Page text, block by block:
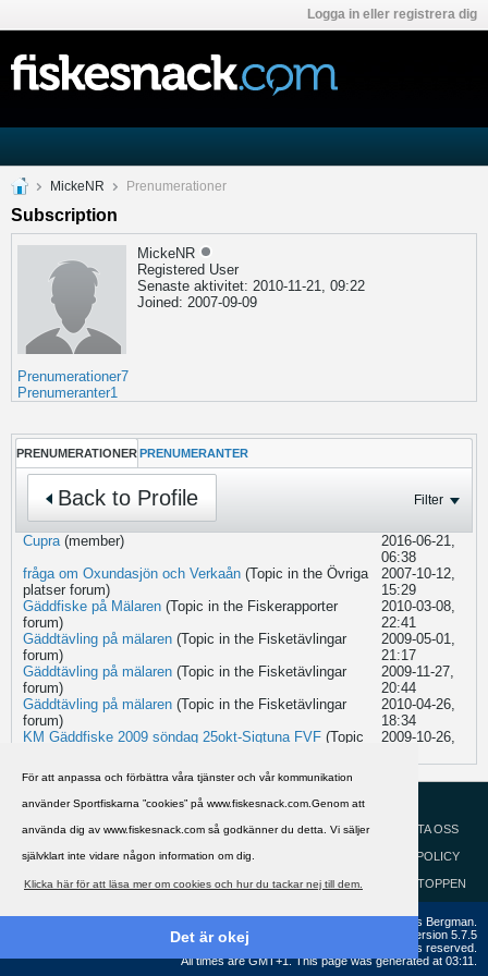
För att anpassa och förbättra våra tjänster och vår kommunikation
använder Sportfiskarna ”cookies” på www.fiskesnack.com.Genom att
använda dig av www.fiskesnack.com så godkänner du detta. Vi säljer
självklart inte vidare någon information om dig.
Klicka här för att läsa mer om cookies och hur du tackar nej till dem.
Det är okej
Logga in eller registrera dig
MickeNR Prenumerationer
Subscription
MickeNR
Registered User
Senaste aktivitet: 2010-11-21, 09:22
Joined: 2007-09-09
Prenumerationer7
Prenumeranter1
PRENUMERATIONER PRENUMERANTER
Back to Profile Filter
Cupra (member)
2016-06-21,
06:38
fråga om Oxundasjön och Verkaån (Topic in the Övriga
platserforum)
2007-10-12,
15:29
Gäddfiske på Mälaren (Topic in the Fiskerapporter
forum)
2010-03-08,
22:41
Gäddtävling på mälaren (Topic in the Fisketävlingar
forum)
2009-05-01,
21:17
Gäddtävling på mälaren (Topic in the Fisketävlingar
forum)
2009-11-27,
20:44
Gäddtävling på mälaren (Topic in the Fisketävlingar
forum)
2010-04-26,
18:34
KM Gäddfiske 2009 söndag 25okt-Sigtuna FVF (Topic
2009-10-26,
Svenska HJÄLP
KONTAKTA OSS
COOKIEPOLICY
GÅ TILL TOPPEN
Copyright ©2002 - 2021, FiskeSnack.com. Grundad 2002 av Anders Bergman.
Version 5.7.5
Copyright © 2026 MH Sub I, LLC dba vBulletin. All rights reserved.
All times are GMT+1. This page was generated at 03:11.